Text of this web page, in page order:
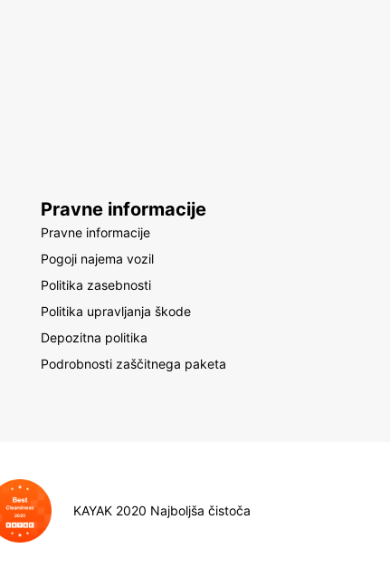
Pravne informacije
Pravne informacije
Pogoji najema vozil
Politika zasebnosti
Politika upravljanja škode
Depozitna politika
Podrobnosti zaščitnega paketa
KAYAK 2020 Najboljša čistoča